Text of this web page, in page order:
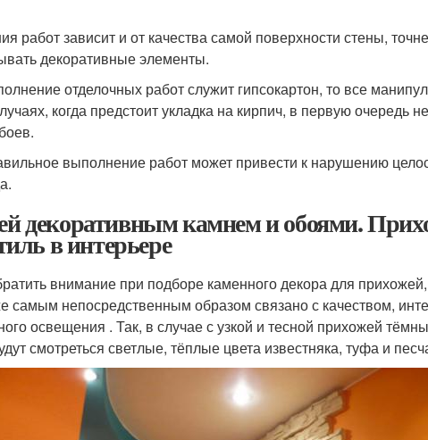
работ зависит и от качества самой поверхности стены,
декоративные элементы.
отделочных работ служит гипсокартон, то все
когда предстоит укладка на кирпич, в первую очередь
выполнение работ может привести к нарушению
декоративным камнем и обоями.
в интерьере
внимание при подборе каменного декора для
самым непосредственным образом связано с качеством,
освещения . Так, в случае с узкой и тесной прихожей
смотреться светлые, тёплые цвета известняка, туфа и